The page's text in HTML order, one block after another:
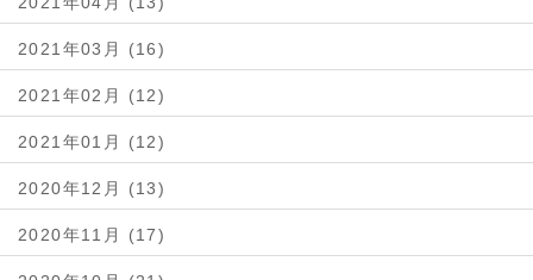
2021年03月 (16)
2021年02月 (12)
2021年01月 (12)
2020年12月 (13)
2020年11月 (17)